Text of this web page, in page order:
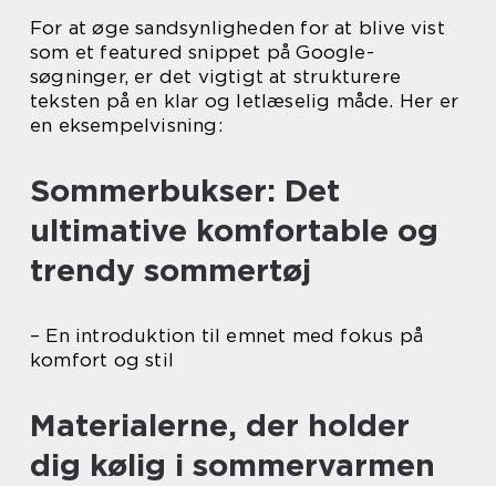
For at øge sandsynligheden for at blive vist
som et featured snippet på Google-
søgninger, er det vigtigt at strukturere
teksten på en klar og letlæselig måde. Her er
en eksempelvisning:
Sommerbukser: Det
ultimative komfortable og
trendy sommertøj
– En introduktion til emnet med fokus på
komfort og stil
Materialerne, der holder
dig kølig i sommervarmen